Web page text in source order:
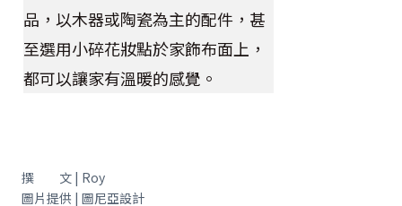
品，以木器或陶瓷為主的配件，甚
至選用小碎花妝點於家飾布面上，
都可以讓家有溫暖的感覺。
撰 文 | Roy
圖片提供 | 圖尼亞設計